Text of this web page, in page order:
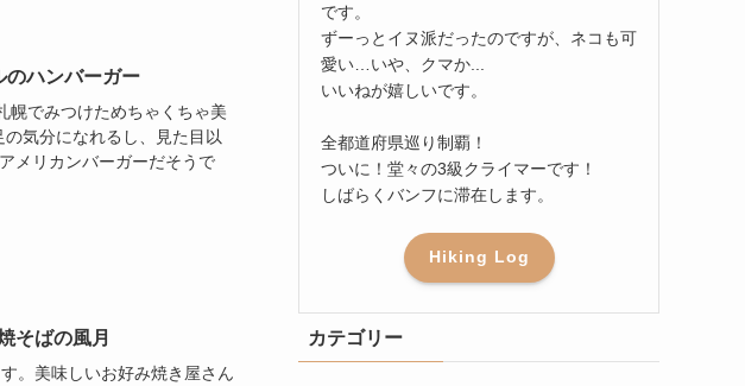
のハンバーガー
幌でみつけためちゃくちゃ美
気分になれるし、見た目以
メリカンバーガーだそうで
そばの風月
。美味しいお好み焼き屋さん
です。
ずーっとイヌ派だったのですが、ネコも可
愛い…いや、クマか...
いいねが嬉しいです。
全都道府県巡り制覇！
ついに！堂々の3級クライマーです！
しばらくバンフに滞在します。
Hiking Log
カテゴリー